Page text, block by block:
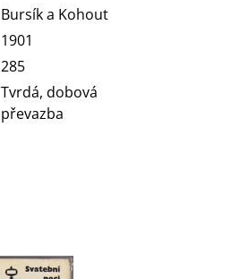
Bursík a Kohout
1901
285
Tvrdá, dobová
převazba